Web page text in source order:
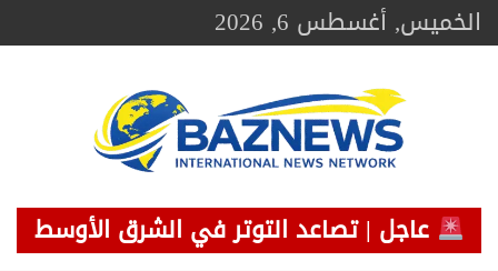
Skip
toالخميس, أغسطس 6, 2026
BAZNEWS
شبكة باز الإخبارية
عاجل | تصاعد التوتر في الشرق الأوسط